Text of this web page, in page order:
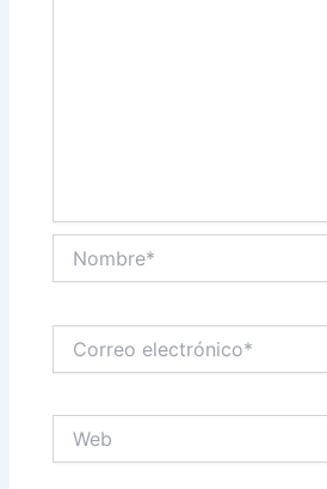
electrónico*